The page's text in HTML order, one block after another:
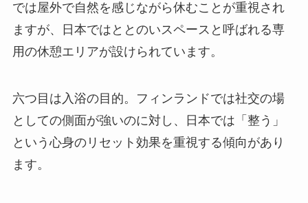
では屋外で自然を感じながら休むことが重視され
ますが、日本ではととのいスペースと呼ばれる専
用の休憩エリアが設けられています。
六つ目は入浴の目的。フィンランドでは社交の場
としての側面が強いのに対し、日本では「整う」
という心身のリセット効果を重視する傾向があり
ます。